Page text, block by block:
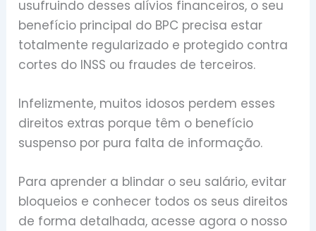
usufruindo desses alívios financeiros, o seu
benefício principal do BPC precisa estar
totalmente regularizado e protegido contra
cortes do INSS ou fraudes de terceiros.
Infelizmente, muitos idosos perdem esses
direitos extras porque têm o benefício
suspenso por pura falta de informação.
Para aprender a blindar o seu salário, evitar
bloqueios e conhecer todos os seus direitos
de forma detalhada, acesse agora o nosso